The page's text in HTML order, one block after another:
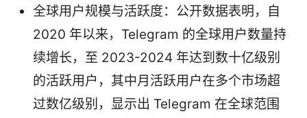
全球用户规模与活跃度：公开数据表明，自
2020 年以来，Telegram 的全球用户数量持
续增长，至 2023-2024 年达到数十亿级别
的活跃用户，其中月活跃用户在多个市场超
过数亿级别，显示出 Telegram 在全球范围